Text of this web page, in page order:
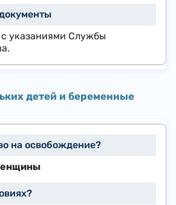
с указаниями Службы
детей и беременные